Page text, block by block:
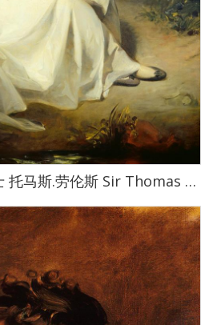
托马斯·劳伦斯爵士 托马斯.劳伦斯 Sir Thomas Lawrence作品集-093